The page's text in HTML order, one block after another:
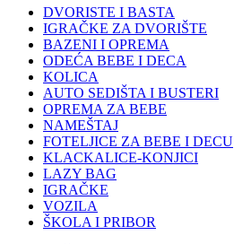
DVORISTE I BASTA
IGRAČKE ZA DVORIŠTE
BAZENI I OPREMA
ODEĆA BEBE I DECA
KOLICA
AUTO SEDIŠTA I BUSTERI
OPREMA ZA BEBE
NAMEŠTAJ
FOTELJICE ZA BEBE I DECU
KLACKALICE-KONJICI
LAZY BAG
IGRAČKE
VOZILA
ŠKOLA I PRIBOR